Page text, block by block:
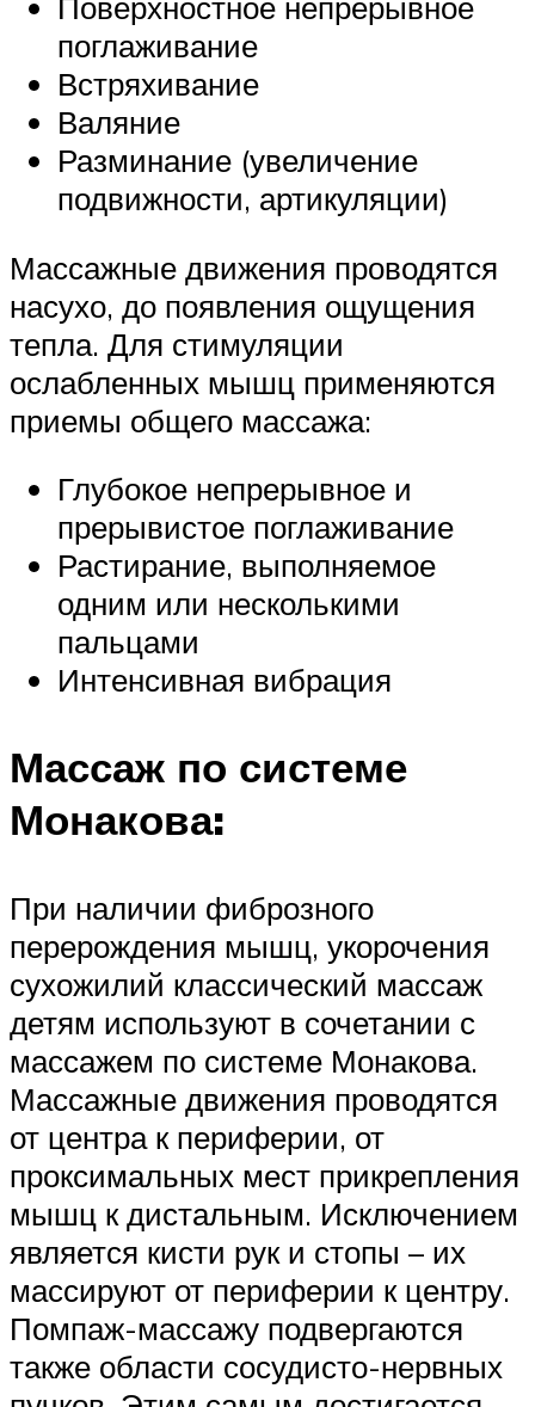
поглаживание
Встряхивание
Валяние
Разминание (увеличение
подвижности, артикуляции)
Массажные движения проводятся
насухо, до появления ощущения
тепла. Для стимуляции
ослабленных мышц применяются
приемы общего массажа:
Глубокое непрерывное и
прерывистое поглаживание
Растирание, выполняемое
одним или несколькими
пальцами
Интенсивная вибрация
Массаж по системе
Монакова:
При наличии фиброзного
перерождения мышц, укорочения
сухожилий классический массаж
детям используют в сочетании с
массажем по системе Монакова.
Массажные движения проводятся
от центра к периферии, от
проксимальных мест прикрепления
мышц к дистальным. Исключением
является кисти рук и стопы – их
массируют от периферии к центру.
Помпаж-массажу подвергаются
также области сосудисто-нервных